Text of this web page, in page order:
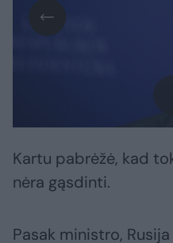
Kartu pabrėžė, kad
nėra gąsdinti.
Pasak ministro,